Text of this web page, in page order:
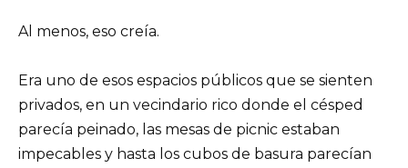
Al menos, eso creía.
Era uno de esos espacios públicos que se sienten
privados, en un vecindario rico donde el césped
parecía peinado, las mesas de picnic estaban
impecables y hasta los cubos de basura parecían